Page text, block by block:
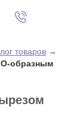
товаров →
образным